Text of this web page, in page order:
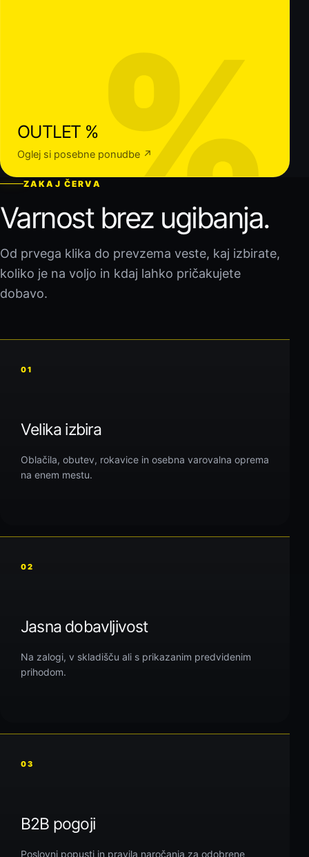
%
OUTLET %
Oglej si posebne ponudbe ↗
ZAKAJ ČERVA
Varnost brez ugibanja.
Od prvega klika do prevzema veste, kaj izbirate,
koliko je na voljo in kdaj lahko pričakujete
dobavo.
01
Velika izbira
Oblačila, obutev, rokavice in osebna varovalna oprema
na enem mestu.
02
Jasna dobavljivost
Na zalogi, v skladišču ali s prikazanim predvidenim
prihodom.
03
B2B pogoji
Poslovni popusti in pravila naročanja za odobrene